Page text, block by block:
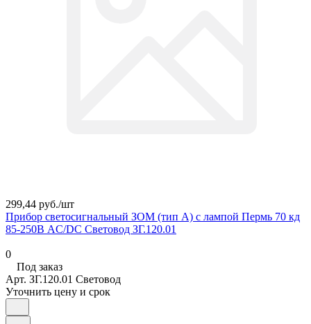
299,44 руб./шт
Прибор светосигнальный ЗОМ (тип А) с лампой Пермь 70 кд
85-250В AC/DC Световод ЗГ.120.01
0
Под заказ
Арт. ЗГ.120.01 Световод
Уточнить цену и срок